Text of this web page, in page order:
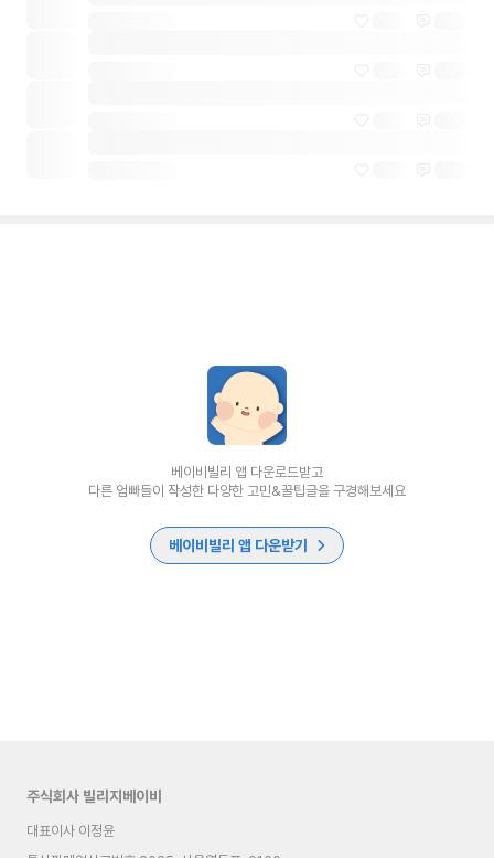
베이비빌리 앱 다운로드받고
다른 엄빠들이 작성한 다양한 고민&꿀팁글을 구경해보세요
베이비빌리 앱 다운받기
주식회사 빌리지베이비
대표이사 이정윤